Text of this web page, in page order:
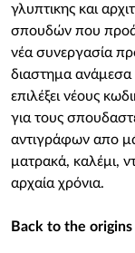
γλυπτικης και
σπουδών που
νέα συνεργασία
διαστημα
επιλέξει νέους
για τους
αντιγράφων απο
ματρακά, καλέμι,
αρχαία χρόνια.
Back to the origins